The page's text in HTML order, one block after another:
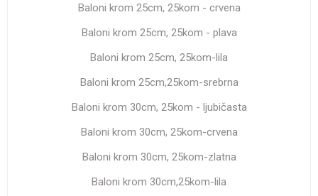
Baloni krom 25cm, 25kom - crvena
Baloni krom 25cm, 25kom - plava
Baloni krom 25cm, 25kom-lila
Baloni krom 25cm,25kom-srebrna
Baloni krom 30cm, 25kom - ljubičasta
Baloni krom 30cm, 25kom-crvena
Baloni krom 30cm, 25kom-zlatna
Baloni krom 30cm,25kom-lila